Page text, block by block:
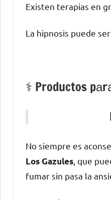
Existen terapias en
La hipnosis puede
⚕️ Productos
No siempre es
Los Gazules , quе
fumar sin pasa la